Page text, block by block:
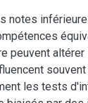
notes
peuvent
souvent
les tests